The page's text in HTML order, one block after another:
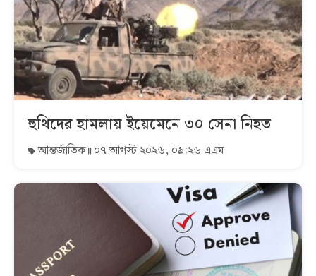
হুথিদের হামলায় ইয়েমেনে ৩০ সেনা নিহত
আন্তর্জাতিক ০৭ আগস্ট ২০২৬, ০৯:২৬ এএম